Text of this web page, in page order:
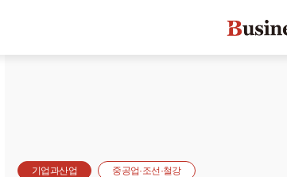
기업과산업 중공업·조선·철강